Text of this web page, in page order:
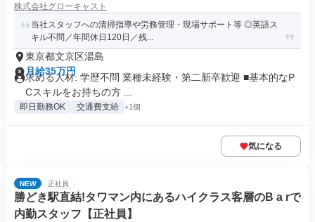
株式会社グローキャスト
当社スタッフへの清掃指導や労務管理・現場サポート等 ◎英語ス
キル不問／年間休日120日／残...
東京都文京区湯島
月給35万円
求める人材: 学歴不問 業種未経験・第二新卒歓迎 ■基本的なP
Cスキルをお持ちの方 ...
即日勤務OK 交通費支給 +1個
気になる
NEW 正社員
勝どき駅直結!タワマン内にあるハイクラス客層のB a rで
内勤スタッフ【正社員】